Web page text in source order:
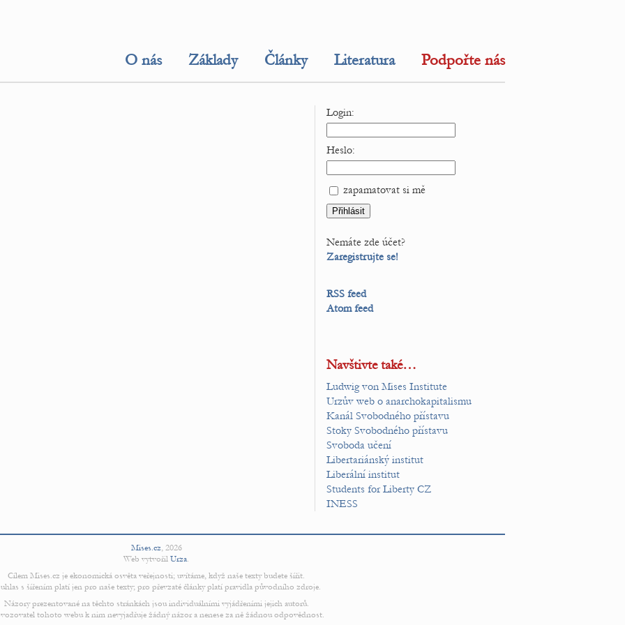
O nás Základy Články Literatura Podpořte nás
Login:
Heslo:
zapamatovat si mě
Nemáte zde účet?
Zaregistrujte se!
RSS feed
Atom feed
Navštivte také…
Ludwig von Mises Institute
Urzův web o anarchokapitalismu
Kanál Svobodného přístavu
Stoky Svobodného přístavu
Svoboda učení
Libertariánský institut
Liberální institut
Students for Liberty CZ
INESS
Mises.cz, 2026
Web vytvořil Urza.
Cílem Mises.cz je ekonomická osvěta veřejnosti; uvítáme, když naše texty budete šířit.
s šířením platí jen pro naše texty; pro převzaté články platí pravidla původního zdroje.
Názory prezentované na těchto stránkách jsou individuálními vyjádřeními jejich autorů.
tohoto webu k nim nevyjadřuje žádný názor a nenese za ně žádnou odpovědnost.